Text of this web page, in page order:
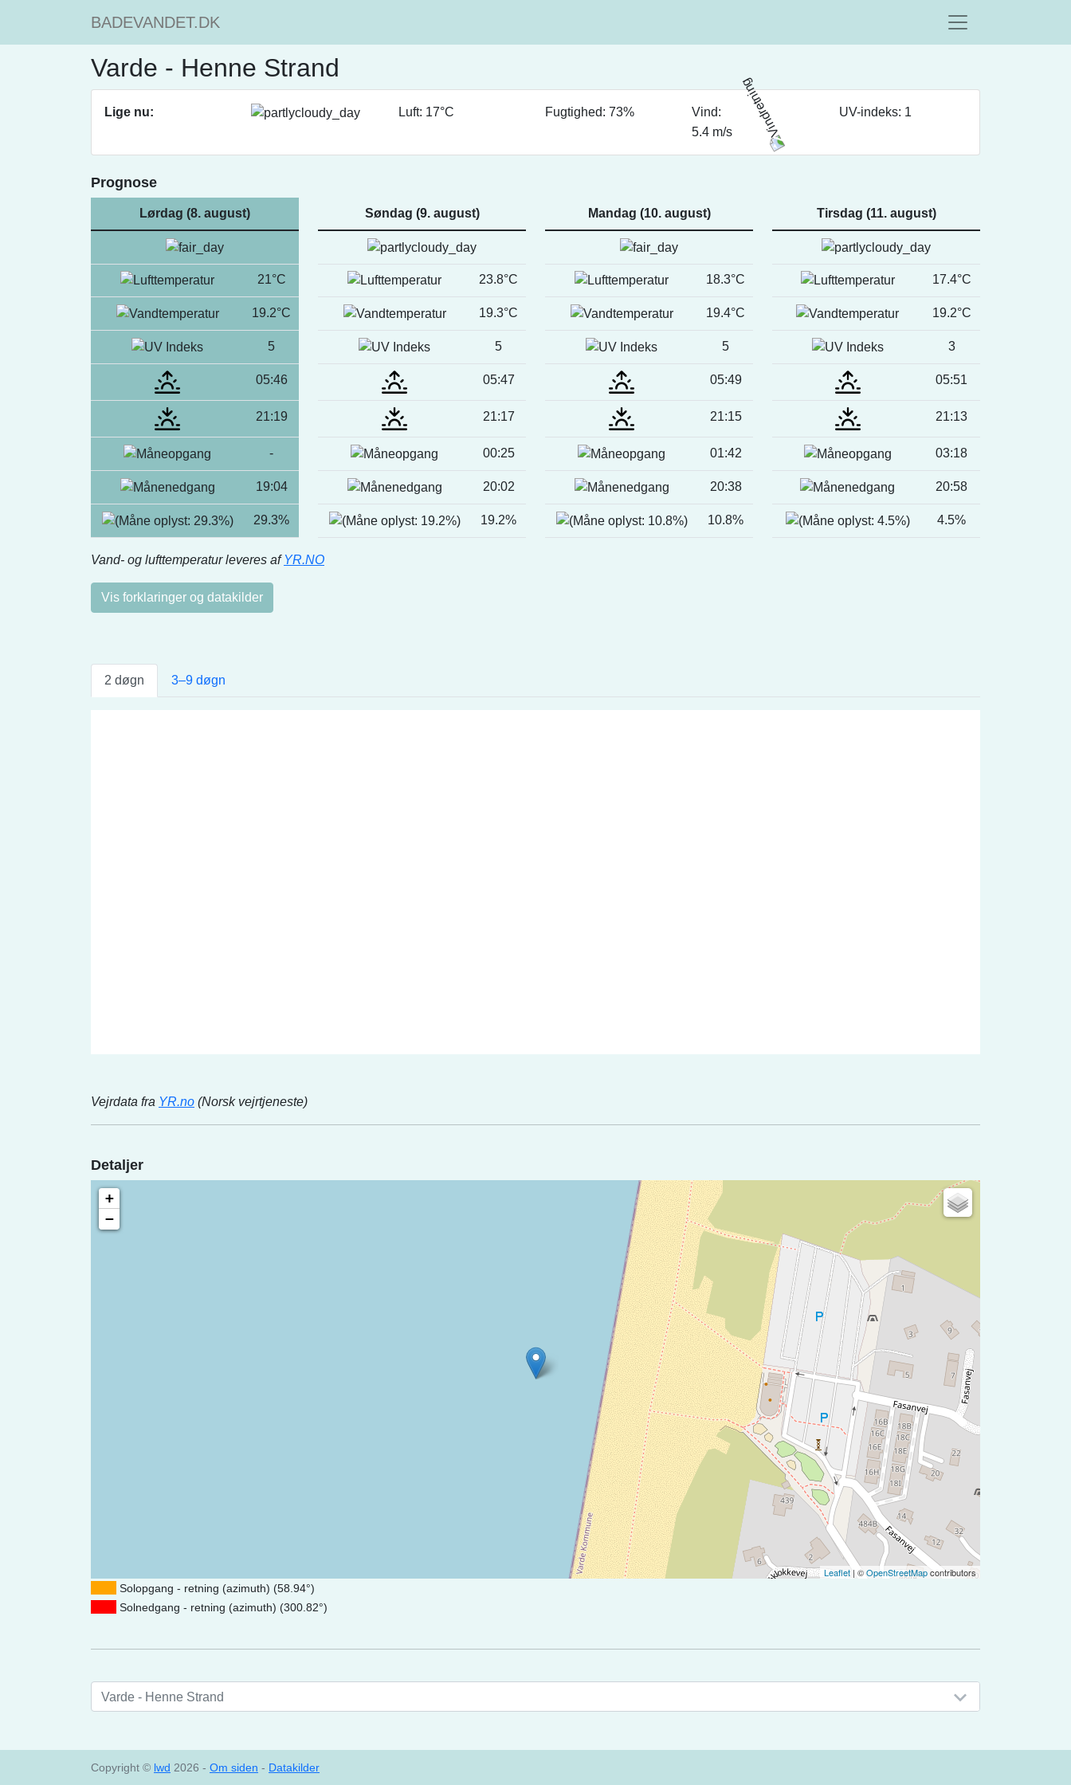
BADEVANDET.DK
Varde - Henne Strand
Lige nu: Luft: 17°C Fugtighed: 73%
Vind:
5.4 m/s
UV-indeks: 1
Prognose
Lørdag (8. august)
21°C
19.2°C
5
05:46
21:19
-
19:04
29.3%
Søndag (9. august)
23.8°C
19.3°C
5
05:47
21:17
00:25
20:02
19.2%
Mandag (10. august)
18.3°C
19.4°C
5
05:49
21:15
01:42
20:38
10.8%
Tirsdag (11. august)
17.4°C
19.2°C
3
05:51
21:13
03:18
20:58
4.5%
Vand- og lufttemperatur leveres afYR.NO
Vis forklaringer og datakilder
2 døgn 3–9 døgn
Vejrdata fra YR.no (Norsk vejrtjeneste)
Detaljer
+
−
Leaflet | ©OpenStreetMapcontributors
Solopgang - retning (azimuth) (58.94°)
Solnedgang - retning (azimuth) (300.82°)
Varde - Henne Strand
Copyright © lwd 2026 - Om siden - Datakilder